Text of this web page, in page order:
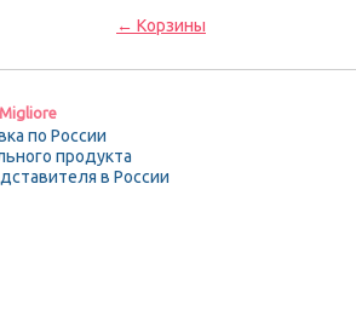
← Корзины
по России
продукта
в России